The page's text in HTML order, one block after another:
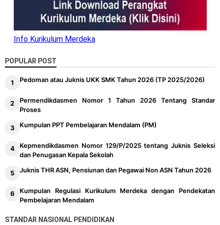
Info Kurikulum Merdeka
POPULAR POST
Pedoman atau Juknis UKK SMK Tahun 2026 (TP 2025/2026)
Permendikdasmen Nomor 1 Tahun 2026 Tentang Standar
Proses
Kumpulan PPT Pembelajaran Mendalam (PM)
Kepmendikdasmen Nomor 129/P/2025 tentang Juknis Seleksi
dan Penugasan Kepala Sekolah
Juknis THR ASN, Pensiunan dan Pegawai Non ASN Tahun 2026
Kumpulan Regulasi Kurikulum Merdeka dengan Pendekatan
Pembelajaran Mendalam
STANDAR NASIONAL PENDIDIKAN